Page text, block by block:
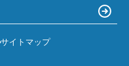
サイトマップ